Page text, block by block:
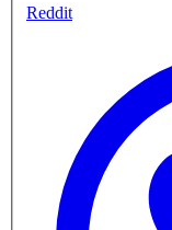
Reddit